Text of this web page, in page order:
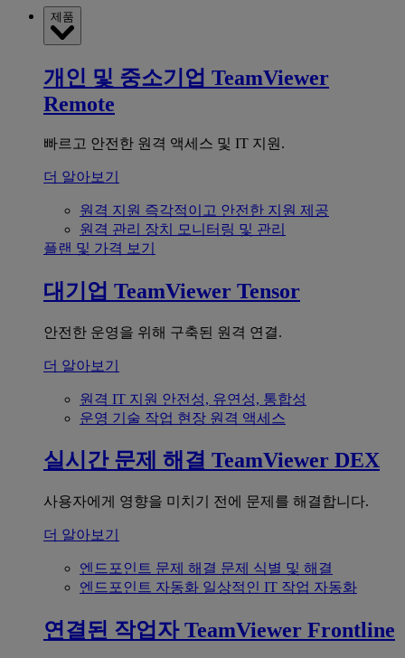
제품
개인 및 중소기업 TeamViewer
Remote
빠르고 안전한 원격 액세스 및 IT 지원.
더 알아보기
원격 지원 즉각적이고 안전한 지원 제공
원격 관리 장치 모니터링 및 관리
플랜 및 가격 보기
대기업 TeamViewer Tensor
안전한 운영을 위해 구축된 원격 연결.
더 알아보기
원격 IT 지원 안전성, 유연성, 통합성
운영 기술 작업 현장 원격 액세스
실시간 문제 해결 TeamViewer DEX
사용자에게 영향을 미치기 전에 문제를 해결합니다.
더 알아보기
엔드포인트 문제 해결 문제 식별 및 해결
엔드포인트 자동화 일상적인 IT 작업 자동화
연결된 작업자 TeamViewer Frontline